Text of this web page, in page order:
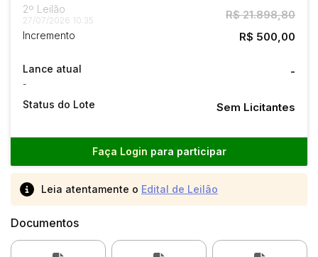
2º Leilão
27/07/2026 10:35 R$ 21.898,80
Incremento R$ 500,00
Lance atual
-
-
Status do Lote Sem Licitantes
Faça Login para participar
Leia atentamente o Edital de Leilão
Documentos